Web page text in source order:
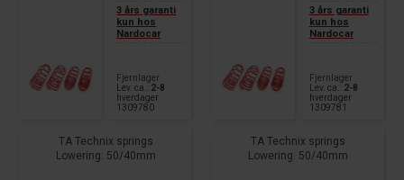
3 års garanti
kun hos
Nardocar
Fjernlager
Lev. ca.: 2-8
hverdager
1309780
TA Technix springs
Lowering: 50/40mm
3 års garanti
kun hos
Nardocar
Fjernlager
Lev. ca.:
2-8
hverdager
1309781
TA Technix springs
Lowering: 50/40mm